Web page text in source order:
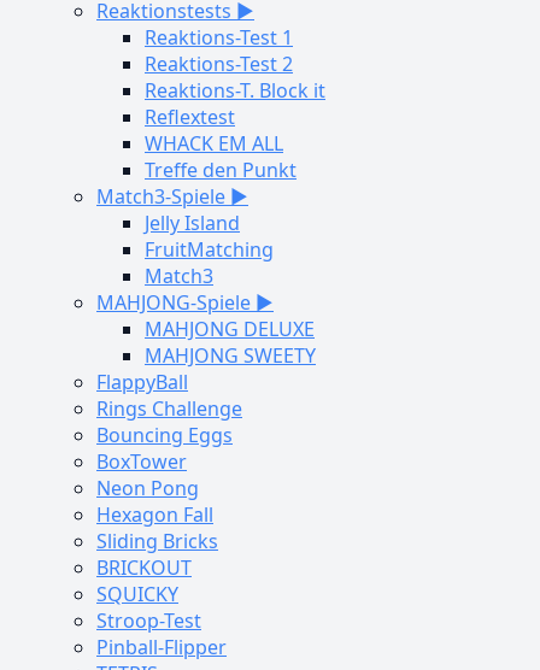
Reaktionstests ▶
Reaktions-Test 1
Reaktions-Test 2
Reaktions-T. Block it
Reflextest
WHACK EM ALL
Treffe den Punkt
Match3-Spiele ▶
Jelly Island
FruitMatching
Match3
MAHJONG-Spiele ▶
MAHJONG DELUXE
MAHJONG SWEETY
FlappyBall
Rings Challenge
Bouncing Eggs
BoxTower
Neon Pong
Hexagon Fall
Sliding Bricks
BRICKOUT
SQUICKY
Stroop-Test
Pinball-Flipper